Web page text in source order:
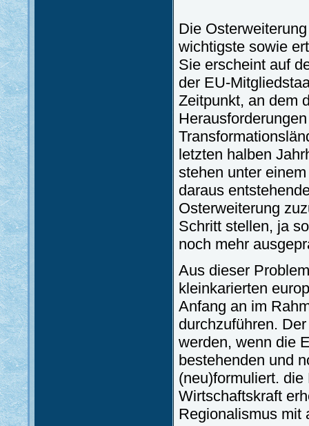
Die
wichtigste sowie
Sie erscheint auf
der EU-
Zeitpunkt, an dem
letzten halben
stehen unter
daraus
Osterweiterung
Schritt stellen, ja
noch mehr
Aus dieser
kleinkarierten
Anfang an im
durchzuführen.
werden, wenn die
bestehenden und
(neu)formuliert.
Wirtschaftskraft
Regionalismus mit